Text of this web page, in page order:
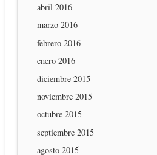
abril 2016
marzo 2016
febrero 2016
enero 2016
diciembre 2015
noviembre 2015
octubre 2015
septiembre 2015
agosto 2015